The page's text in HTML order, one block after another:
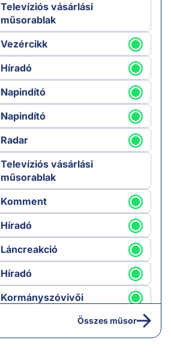
Televíziós vásárlási
műsorablak
Vezércikk
Híradó
Napindító
Napindító
Radar
Televíziós vásárlási
műsorablak
Komment
Híradó
Láncreakció
Híradó
Kormányszóvivői
Összes műsor